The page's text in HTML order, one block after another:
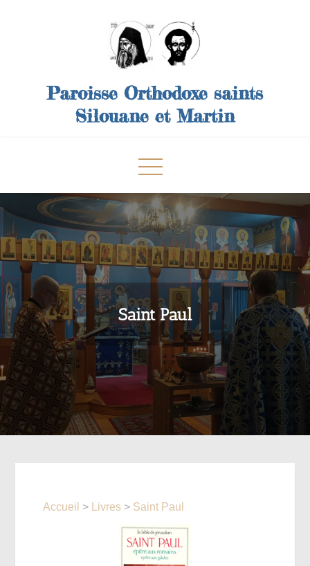
Paroisse Orthodoxe saints
Silouane et Martin
Saint Paul
Accueil > Livres > Saint Paul